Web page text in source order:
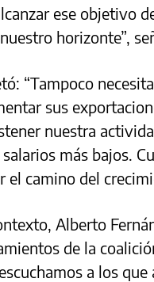
ese objetivo
horizonte”,
“Tampoco
sus
nuestra
más bajos.
el camino del
Alberto
de la
a los